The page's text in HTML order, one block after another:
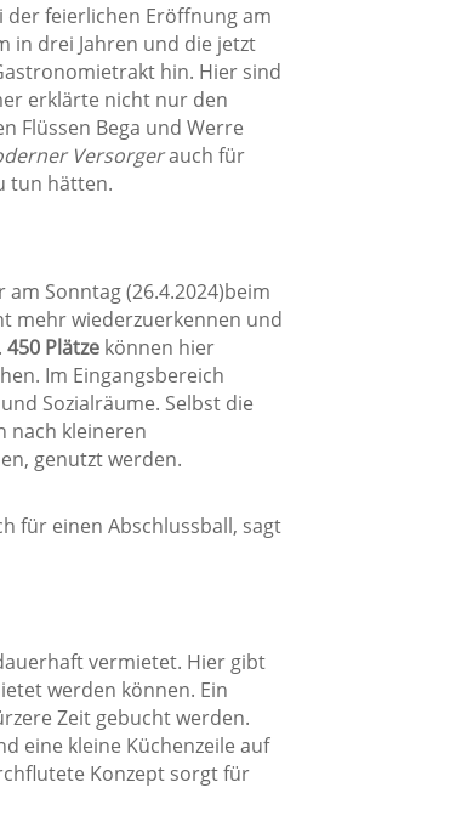
der feierlichen Eröffnung am
in drei Jahren und die jetzt
hin. Hier sind
erklärte nicht nur den
Flüssen Bega und Werre
Versorgerauch für
tun hätten.
Sonntag (26.4.2024)beim
mehr wiederzuerkennen und
450 Plätzekönnen hier
Im Eingangsbereich
Sozialräume. Selbst die
nach kleineren
genutzt werden.
für einen Abschlussball, sagt
vermietet. Hier gibt
werden können. Ein
Zeit gebucht werden.
eine kleine Küchenzeile auf
Konzept sorgt für